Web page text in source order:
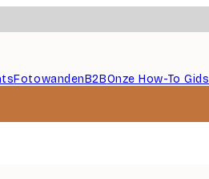
FotowandenB2BOnze How-To Gids